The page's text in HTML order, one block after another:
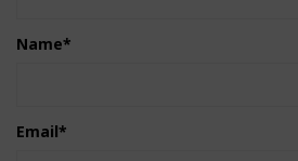
Name*
Email*